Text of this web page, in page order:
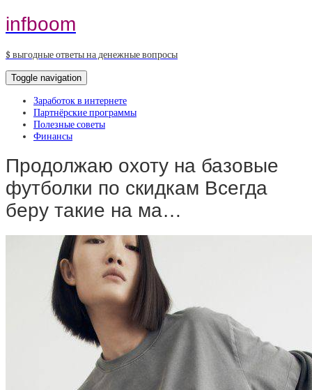
infboom
$ выгодные ответы на денежные вопросы
Toggle navigation
Заработок в интернете
Партнёрские программы
Полезные советы
Финансы
Продолжаю охоту на базовые
футболки по скидкам Всегда
беру такие на ма…